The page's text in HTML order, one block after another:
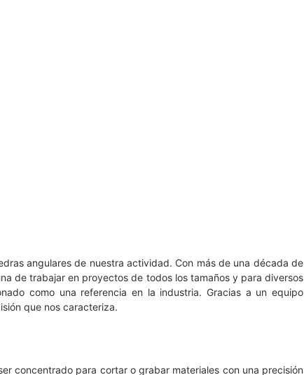
angulares de nuestra actividad. Con más de una década de
de trabajar en proyectos de todos los tamaños y para diversos
como una referencia en la industria. Gracias a un equipo
que nos caracteriza.
concentrado para cortar o grabar materiales con una precisión